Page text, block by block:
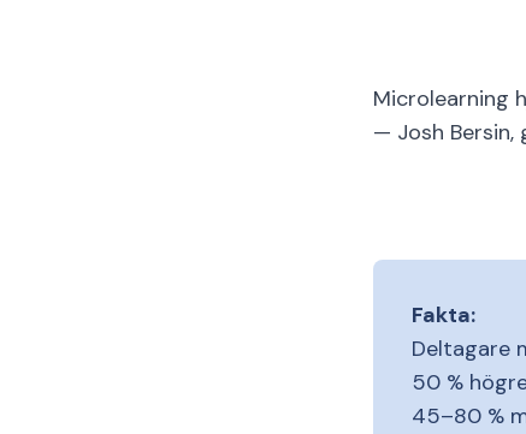
Microlearning
— Josh
Fakta:
Deltagare
50 %
45–80 %